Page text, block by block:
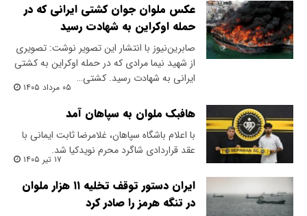
عکس ملوان جوان کشتی ایرانی که در
حمله اوکراین به شهادت رسید
صابرین‌نیوز با انتشار این تصویر نوشت: تصویری
از شهید نیما مرادی که در حمله اوکراین به کشتی
ایرانی به شهادت رسید. کشتی…
۰۵ مرداد ۱۴۰۵
هافبک ملوان به سپاهان آمد
با اعلام باشگاه سپاهان، غلامرضا ثابت ایمانی با
عقد قراردادی شاگرد محرم نویدکیا شد.
۱۷ تیر ۱۴۰۵
ایران دستور توقف تخلیه ۱۱ هزار ملوان
در تنگه هرمز را صادر کرد